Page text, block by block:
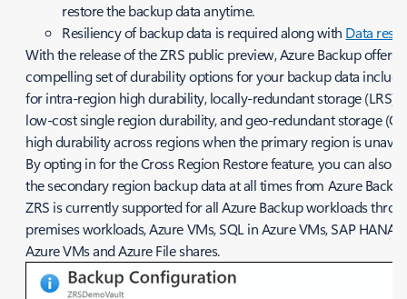
restore the backup data anytime.
Resiliency of backup data is required along with Data
With the release of the ZRS public preview, Azure Backup offers a
compelling set of durability options for your backup data
for intra-region high durability, locally-redundant storage (LRS)
low-cost single region durability, and geo-redundant storage
high durability across regions when the primary region is
By opting in for the Cross Region Restore feature, you can also
the secondary region backup data at all times from Azure
ZRS is currently supported for all Azure Backup workloads
premises workloads, Azure VMs, SQL in Azure VMs, SAP HANA
Azure VMs and Azure File shares.